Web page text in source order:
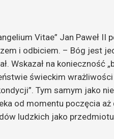
Vitae” Jan Paweł II
i odbiciem. – Bóg jest
Wskazał na konieczność
świeckim
Tym samym jako
od momentu poczęcia aż
ludzkich jako